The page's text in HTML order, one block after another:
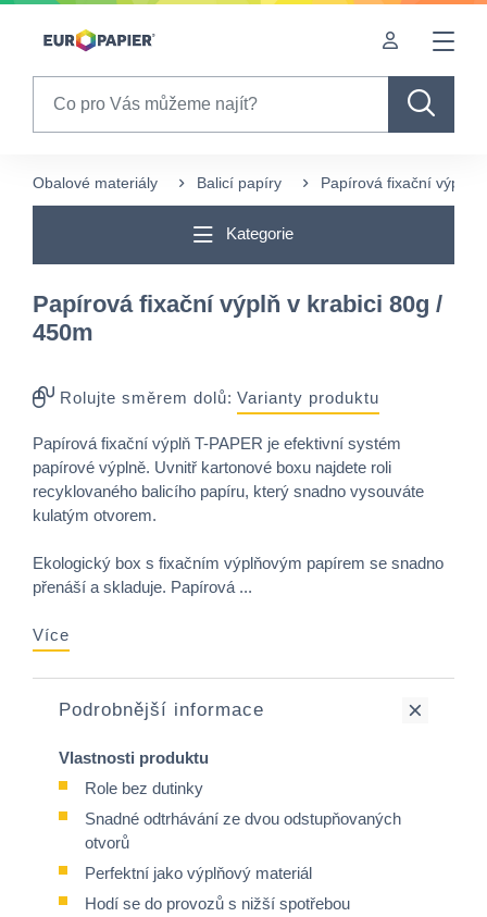
Table Of Content
Pro Vás zajímavé produkty
Obalové materiály Balicí papíry Papírová fixační výplň
Kategorie
Papírová fixační výplň v krabici 80g /
450m
Rolujte směrem dolů: Varianty produktu
Papírová fixační výplň T-PAPER je efektivní systém
papírové výplně. Uvnitř kartonové boxu najdete roli
recyklovaného balicího papíru, který snadno vysouváte
kulatým otvorem.
Ekologický box s fixačním výplňovým papírem se snadno
přenáší a skladuje. Papírová ...
Více
Podrobnější informace
Vlastnosti produktu
Role bez dutinky
Snadné odtrhávání ze dvou odstupňovaných
otvorů
Perfektní jako výplňový materiál
Hodí se do provozů s nižší spotřebou